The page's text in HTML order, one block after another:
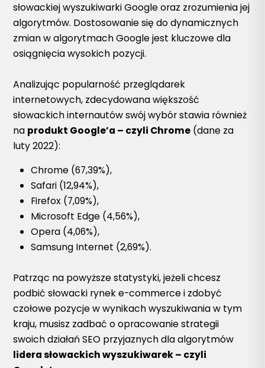
słowackiej wyszukiwarki Google oraz zrozumienia jej
algorytmów. Dostosowanie się do dynamicznych
zmian w algorytmach Google jest kluczowe dla
osiągnięcia wysokich pozycji.
Analizując popularność przeglądarek
internetowych, zdecydowana większość
słowackich internautów swój wybór stawia również
na produkt Google’a – czyli Chrome (dane za
luty 2022):
Chrome (67,39%),
Safari (12,94%),
Firefox (7,09%),
Microsoft Edge (4,56%),
Opera (4,06%),
Samsung Internet (2,69%).
Patrząc na powyższe statystyki, jeżeli chcesz
podbić słowacki rynek e-commerce i zdobyć
czołowe pozycje w wynikach wyszukiwania w tym
kraju, musisz zadbać o opracowanie strategii
swoich działań SEO przyjaznych dla algorytmów
lidera słowackich wyszukiwarek – czyli